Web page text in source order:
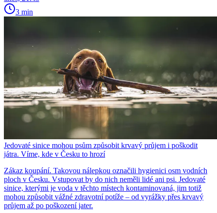
3 min
Jedovaté sinice mohou psům způsobit krvavý průjem i poškodit
játra. Víme, kde v Česku to hrozí
Zákaz koupání. Takovou nálepkou označili hygienici osm vodních
ploch v Česku. Vstupovat by do nich neměli lidé ani psi. Jedovaté
sinice, kterými je voda v těchto místech kontaminovaná, jim totiž
mohou způsobit vážné zdravotní potíže – od vyrážky přes krvavý
průjem až po poškození jater.